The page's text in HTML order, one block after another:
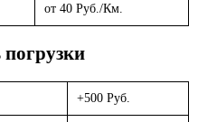
от 40 Руб./Км.
+500 Руб.